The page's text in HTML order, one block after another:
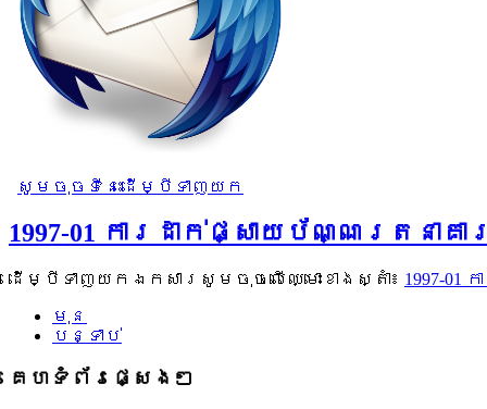
សូមចុចទីនេះដើម្បីទាញយក
1997-01 ការដាក់ផ្សាយប័ណ្ណរតន
ដើម្បីទាញយកឯកសារសូមចុចលើឈ្មោះខាងស្តាំ៖ 1997-
មុន
បន្ទាប់
គេហទំព័រផ្សេងៗ